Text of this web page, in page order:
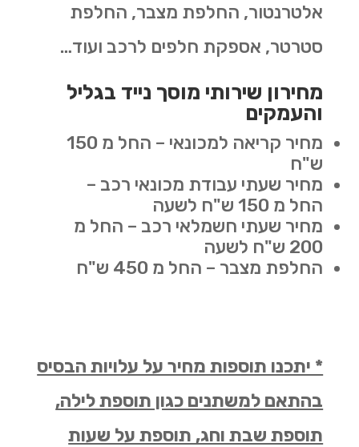
אלטרנטור, החלפת מצבר, החלפת
סטרטר, אספקת חלפים לרכב ועוד…
מחירון שירותי מוסך נייד בגליל
והעמקים
מחיר קריאה למכונאי – החל מ 150
ש"ח
מחיר שעתי עבודת מכונאי רכב –
החל מ 150 ש"ח לשעה
מחיר שעתי חשמלאי רכב – החל מ
200 ש"ח לשעה
החלפת מצבר – החל מ 450 ש"ח
* יתכנו תוספות מחיר על עלויות הבסיס
בהתאם למשתנים כגון תוספת לילה,
תוספת שבת וחג, תוספת על שעות